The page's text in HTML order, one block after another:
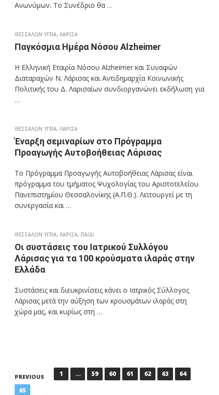
Ανωνύμων. Το Συνέδριο θα …
ΘΕΣΣΑΛΩΝ ΥΓΕΙΑ, ΛΑΡΙΣΑ
Παγκόσμια Ημέρα Νόσου Alzheimer
Η Ελληνική Εταιρία Νόσου Alzheimer και Συναφών
Διαταραχών Ν. Λάρισας και Αντιδημαρχία Κοινωνικής
Πολιτικής του Δ. Λαρισαίων συνδιοργανώνει εκδήλωση για
…
ΘΕΣΣΑΛΩΝ ΥΓΕΙΑ, ΛΑΡΙΣΑ
Έναρξη σεμιναρίων στο Πρόγραμμα
Προαγωγής Αυτοβοήθειας Λάρισας
Το Πρόγραμμα Προαγωγής Αυτοβοήθειας Λάρισας είναι
πρόγραμμα του τμήματος Ψυχολογίας του Αριστοτελείου
Πανεπιστημίου Θεσσαλονίκης (Α.Π.Θ.). Λειτουργεί με τη
συνεργασία και …
ΘΕΣΣΑΛΩΝ ΥΓΕΙΑ, ΛΑΡΙΣΑ, ΠΑΙΔΙ
Οι συστάσεις του Ιατρικού Συλλόγου
Λάρισας για τα 100 κρούσματα ιλαράς στην
Ελλάδα
Συστάσεις και διευκρινίσεις κάνει ο Ιατρικός Σύλλογος
Λάρισας μετά την αύξηση των κρουσμάτων ιλαράς στη
χώρα μας, και κυρίως στη …
P
o
PREVIOUS 1 … 59 60 61 62 63
64
65